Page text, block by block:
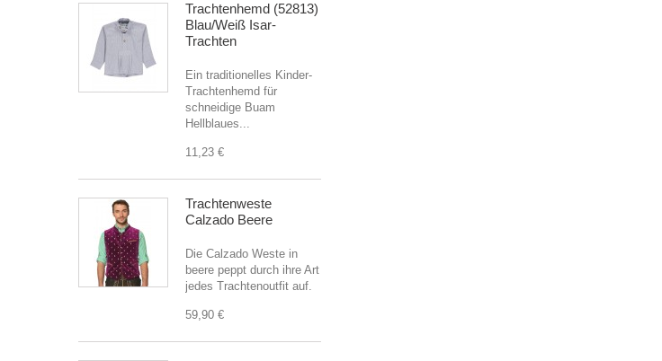
Trachtenhemd (52813)
Blau/Weiß Isar-
Trachten
Ein traditionelles Kinder-
Trachtenhemd für
schneidige Buam
Hellblaues...
11,23 €
Trachtenweste
Calzado Beere
Die Calzado Weste in
beere peppt durch ihre Art
jedes Trachtenoutfit auf.
59,90 €